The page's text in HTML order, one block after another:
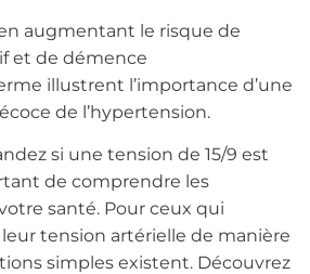
augmentant le risque de
et de démence
illustrent l’importance d’une
de l’hypertension.
si une tension de 15/9 est
de comprendre les
santé. Pour ceux qui
tension artérielle de manière
simples existent. Découvrez